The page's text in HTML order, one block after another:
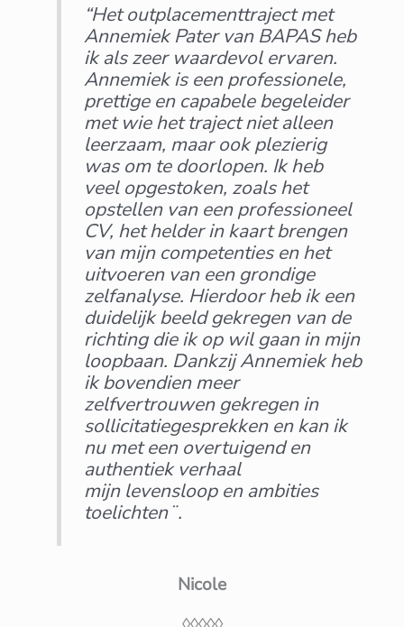
“Het outplacementtraject met
Annemiek Pater van BAPAS heb
ik als zeer waardevol ervaren.
Annemiek is een professionele,
prettige en capabele begeleider
met wie het traject niet alleen
leerzaam, maar ook plezierig
was om te doorlopen. Ik heb
veel opgestoken, zoals het
opstellen van een professioneel
CV, het helder in kaart brengen
van mijn competenties en het
uitvoeren van een grondige
zelfanalyse. Hierdoor heb ik een
duidelijk beeld gekregen van de
richting die ik op wil gaan in mijn
loopbaan. Dankzij Annemiek heb
ik bovendien meer
zelfvertrouwen gekregen in
sollicitatiegesprekken en kan ik
nu met een overtuigend en
authentiek verhaal
mijn levensloop en ambities
toelichten¨.
Nicole